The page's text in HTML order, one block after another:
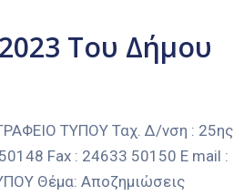
Του Δήμου
ΤΥΠΟΥ Ταχ. Δ/νση : 25ης
Fax : 24633 50150 E mail :
Θέμα: Αποζημιώσεις